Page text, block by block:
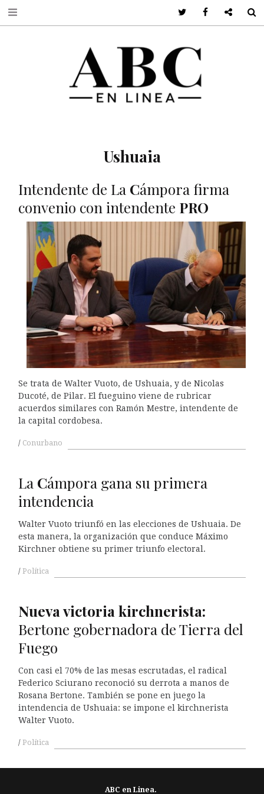
Ushuaia
Intendente de La Cámpora firma
convenio con intendente PRO
Se trata de Walter Vuoto, de Ushuaia, y de Nicolas
Ducoté, de Pilar. El fueguino viene de rubricar
acuerdos similares con Ramón Mestre, intendente de
la capital cordobesa.
Conurbano
La Cámpora gana su primera
intendencia
Walter Vuoto triunfó en las elecciones de Ushuaia. De
esta manera, la organización que conduce Máximo
Kirchner obtiene su primer triunfo electoral.
Política
Nueva victoria kirchnerista:
Bertone gobernadora de Tierra del
Fuego
Con casi el 70% de las mesas escrutadas, el radical
Federico Sciurano reconoció su derrota a manos de
Rosana Bertone. También se pone en juego la
intendencia de Ushuaia: se impone el kirchnerista
Walter Vuoto.
Política
ABC en Linea.
Twitter FacebookGoogle +